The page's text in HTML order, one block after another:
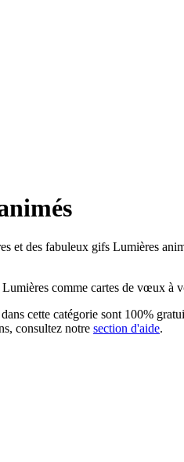
et des fabuleux gifs Lumières
comme cartes de vœux
cette catégorie sont 100%
consultez notre section d'aide.